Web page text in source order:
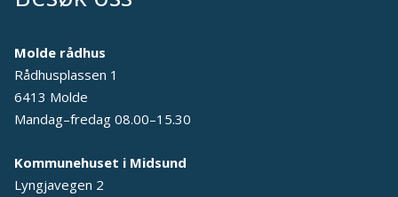
Molde rådhus
Rådhusplassen 1
6413 Molde
Mandag–fredag 08.00–15.30
Kommunehuset i Midsund
Lyngjavegen 2